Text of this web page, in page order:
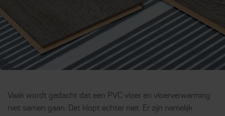
Vaak wordt gedacht dat een PVC vloer en vloerverwarming
niet samen gaan. Dat klopt echter niet. Er zijn namelijk